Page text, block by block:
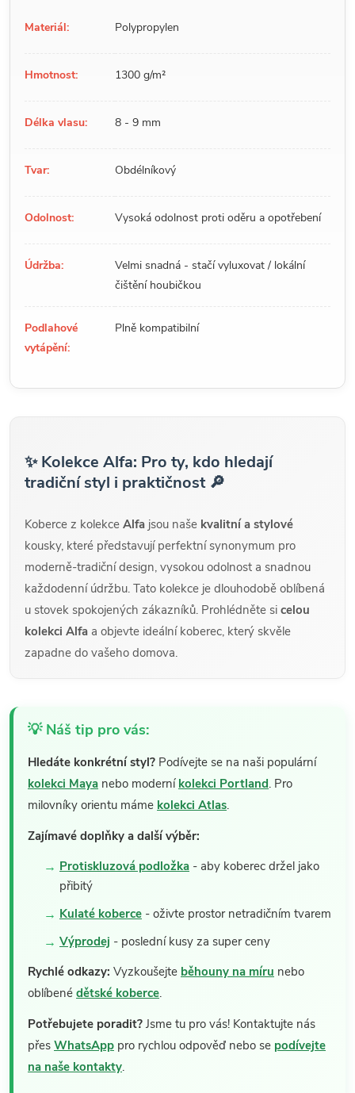
Materiál: Polypropylen
Hmotnost: 1300 g/m²
Délka vlasu: 8 - 9 mm
Tvar: Obdélníkový
Odolnost: Vysoká odolnost proti oděru a opotřebení
Údržba:
Velmi snadná - stačí vyluxovat / lokální
čištění houbičkou
Podlahové
vytápění:
Plně kompatibilní
✨ Kolekce Alfa: Pro ty, kdo hledají
tradiční styl i praktičnost 🔎
Koberce z kolekce Alfa jsou naše kvalitní a stylové
kousky, které představují perfektní synonymum pro
moderně-tradiční design, vysokou odolnost a snadnou
každodenní údržbu. Tato kolekce je dlouhodobě oblíbená
u stovek spokojených zákazníků. Prohlédněte si celou
kolekci Alfa a objevte ideální koberec, který skvěle
zapadne do vašeho domova.
💡 Náš tip pro vás:
Hledáte konkrétní styl? Podívejte se na naši populární
kolekci Maya nebo moderní kolekci Portland. Pro
milovníky orientu máme kolekci Atlas.
Zajímavé doplňky a další výběr:
Protiskluzová podložka - aby koberec držel jako
přibitý
Kulaté koberce - oživte prostor netradičním tvarem
Výprodej - poslední kusy za super ceny
Rychlé odkazy: Vyzkoušejte běhouny na míru nebo
oblíbené dětské koberce.
Potřebujete poradit? Jsme tu pro vás! Kontaktujte nás
přes WhatsApp pro rychlou odpověď nebo se podívejte
na naše kontakty.